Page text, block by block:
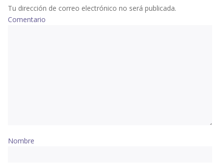
Tu dirección de correo electrónico no será publicada.
Comentario
Nombre